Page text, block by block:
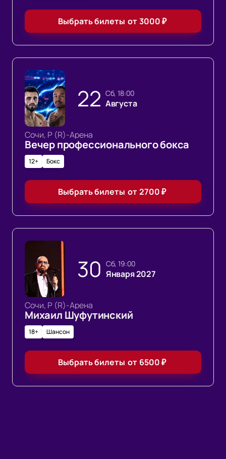
Выбрать билеты от 3000₽
22 сб, 18:00
Августа
Сочи, Р (R)-Арена
Вечер профессионального бокса
12+ Бокс
Выбрать билеты от2700₽
30 сб, 19:00
Января 2027
Сочи, Р (R)-Арена
Михаил Шуфутинский
18+ Шансон
Выбрать билеты от 6500₽